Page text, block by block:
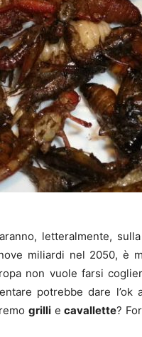
letteralmente, sulla
miliardi nel 2050, è
non vuole farsi
potrebbe dare
grilliecavallette?